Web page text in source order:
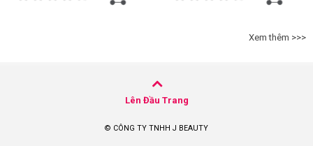
Xem thêm >>>
Lên Đầu Trang
© CÔNG TY TNHH J BEAUTY